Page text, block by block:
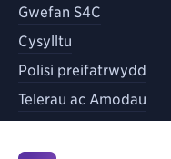
Gwefan S4C
Cysylltu
Polisi preifatrwydd
Telerau ac Amodau